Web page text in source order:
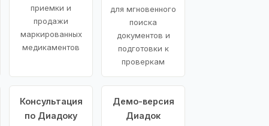
приемки и
продажи
маркированных
медикаментов
для мгновенного
поиска
документов и
подготовки к
проверкам
Консультация
по Диадоку
Демо-версия
Диадок